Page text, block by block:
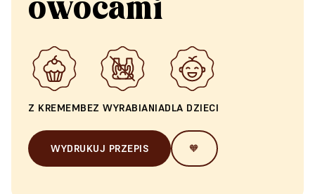
owocami
Z KREMEMBEZ WYRABIANIADLA DZIECI
WYDRUKUJ PRZEPIS 🧡